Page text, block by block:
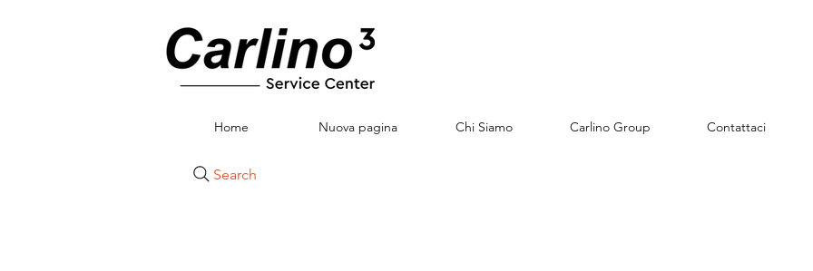
Home Nuova pagina Chi Siamo Carlino Group Contattaci
Search